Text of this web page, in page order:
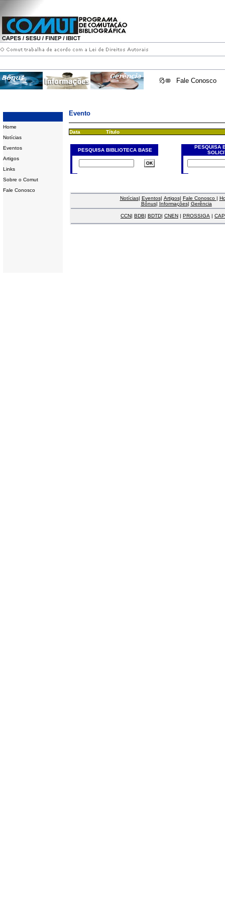
Fale Conosco
Home
Notícias
Eventos
Artigos
Links
Sobre o Comut
Fale Conosco
Evento
Data Título
PESQUISA BIBLIOTECA BASE
PESQUISA
Notícias| Eventos| Artigos| Fale Conosco |
Bônus| Informações| Gerência
CCN| BDB| BDTD| CNEN | PROSSIGA |